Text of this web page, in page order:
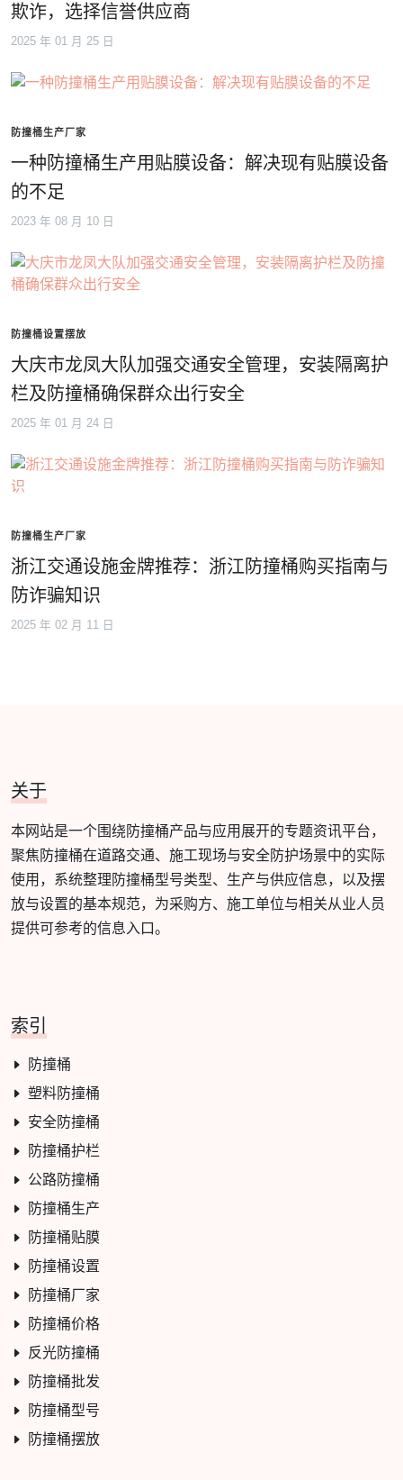
欺诈，选择信誉供应商
2025 年 01 月 25 日
防撞桶生产厂家
一种防撞桶生产用贴膜设备：解决现有贴膜设备
的不足
2023 年 08 月 10 日
防撞桶设置摆放
大庆市龙凤大队加强交通安全管理，安装隔离护
栏及防撞桶确保群众出行安全
2025 年 01 月 24 日
防撞桶生产厂家
浙江交通设施金牌推荐：浙江防撞桶购买指南与
防诈骗知识
2025 年 02 月 11 日
关于
本网站是一个围绕防撞桶产品与应用展开的专题资讯平台，
聚焦防撞桶在道路交通、施工现场与安全防护场景中的实际
使用，系统整理防撞桶型号类型、生产与供应信息，以及摆
放与设置的基本规范，为采购方、施工单位与相关从业人员
提供可参考的信息入口。
索引
防撞桶
塑料防撞桶
安全防撞桶
防撞桶护栏
公路防撞桶
防撞桶生产
防撞桶贴膜
防撞桶设置
防撞桶厂家
防撞桶价格
反光防撞桶
防撞桶批发
防撞桶型号
防撞桶摆放